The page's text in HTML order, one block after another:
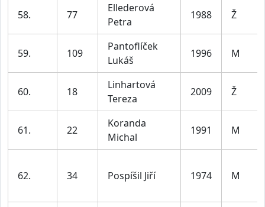
58. 77
Ellederová
Petra
1988 Ž
59. 109
Pantoflíček
Lukáš
1996 M
60. 18
Linhartová
Tereza
2009 Ž
61. 22
Koranda
Michal
1991 M
62. 34 Pospíšil Jiří 1974 M